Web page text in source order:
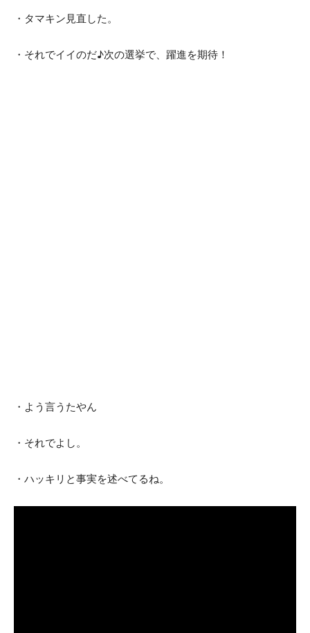
・タマキン見直した。
・それでイイのだ♪次の選挙で、躍進を期待！
・よう言うたやん
・それでよし。
・ハッキリと事実を述べてるね。